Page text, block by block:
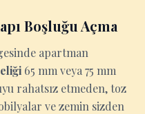
Boşluğu Açma
apartman
65 mm veya 75 mm
rahatsız etmeden, toz
ve zemin sizden